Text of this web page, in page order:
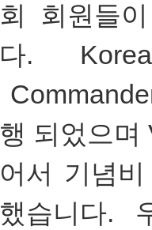
회 회원들
다.
행 되었으며
어서 기념
했습니다.